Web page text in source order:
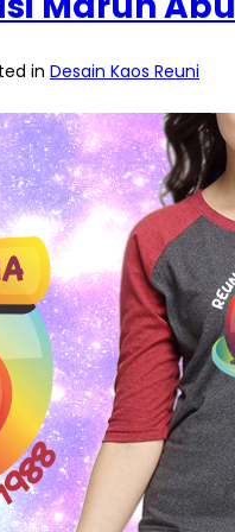
in Desain Kaos Reuni